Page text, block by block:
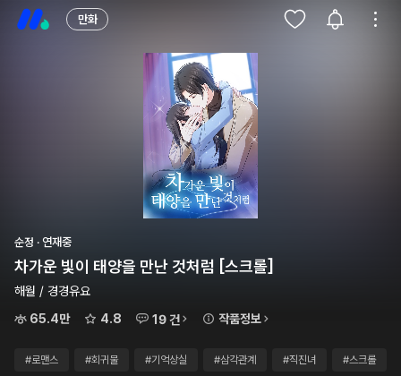
만화
순정 · 연재중
차가운 빛이 태양을 만난 것처럼 [스크롤]
해월 / 경경유요
65.4만
4.8 19 건 작품정보
#로맨스 #회귀물 #기억상실 #삼각관계 #직진녀 #스크롤